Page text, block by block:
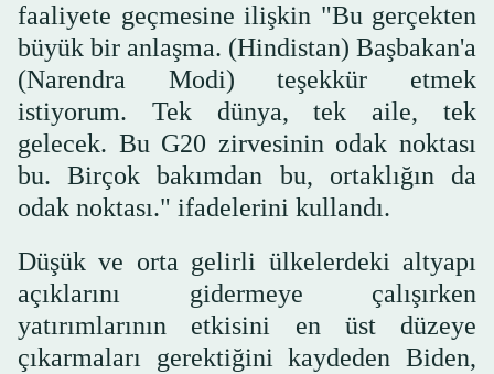
faaliyete geçmesine ilişkin "Bu gerçekten
büyük bir anlaşma. (Hindistan) Başbakan'a
(Narendra Modi) teşekkür etmek
istiyorum. Tek dünya, tek aile, tek
gelecek. Bu G20 zirvesinin odak noktası
bu. Birçok bakımdan bu, ortaklığın da
odak noktası." ifadelerini kullandı.
Düşük ve orta gelirli ülkelerdeki altyapı
açıklarını gidermeye çalışırken
yatırımlarının etkisini en üst düzeye
çıkarmaları gerektiğini kaydeden Biden,